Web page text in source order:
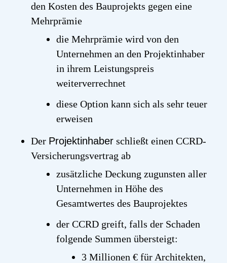
den Kosten des Bauprojekts gegen eine
Mehrprämie
die Mehrprämie wird von den
Unternehmen an den Projektinhaber
in ihrem Leistungspreis
weiterverrechnet
diese Option kann sich als sehr teuer
erweisen
Der Projektinhaberschließt einen CCRD-
Versicherungsvertrag ab
zusätzliche Deckung zugunsten aller
Unternehmen in Höhe des
Gesamtwertes des Bauprojektes
der CCRD greift, falls der Schaden
folgende Summen übersteigt:
3 Millionen € für Architekten,